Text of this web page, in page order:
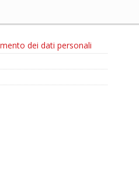
dei dati personali